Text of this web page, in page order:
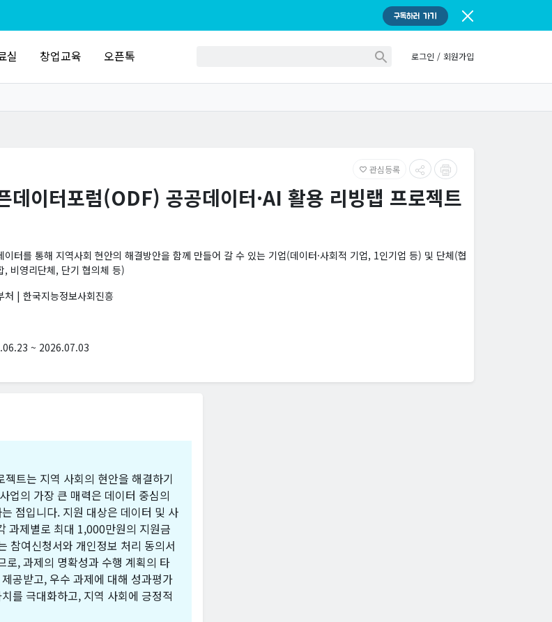
구독하러 가기
실 창업교육 오픈톡 로그인 / 회원가입
favorite_border 관심등록
데이터포럼(ODF) 공공데이터·AI 활용 리빙랩 프로젝트
이터를 통해 지역사회 현안의 해결방안을 함께 만들어 갈 수 있는 기업(데이터·사회적 기업, 1인기업 등) 및 단체(협
, 비영리단체, 단기 협의체 등)
처 | 한국지능정보사회진흥
~ 2026.07.03
트는 지역 사회의 현안을 해결하기
업의 가장 큰 매력은 데이터 중심의
점입니다. 지원 대상은 데이터 및 사
과제별로 최대 1,000만원의 지원금
참여신청서와 개인정보 처리 동의서
로, 과제의 명확성과 수행 계획의 타
공받고, 우수 과제에 대해 성과평가
를 극대화하고, 지역 사회에 긍정적